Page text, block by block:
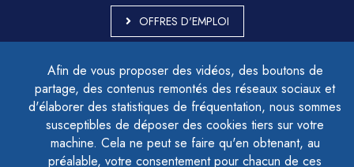
Afin de vous proposer des vidéos, des boutons de
partage, des contenus remontés des réseaux sociaux et
d'élaborer des statistiques de fréquentation, nous sommes
susceptibles de déposer des cookies tiers sur votre
machine. Cela ne peut se faire qu'en obtenant, au
préalable, votre consentement pour chacun de ces
OFFRES D'EMPLOI
ACCESSIBILITÉ - PARTIELLEMENT CONFORME
PLAN DU SITE
MENTIONS LÉGALES
CONTACTER LE DÉLÉGUÉ À LA PROTECTION DES DONNÉES
GESTION DES COOKIES